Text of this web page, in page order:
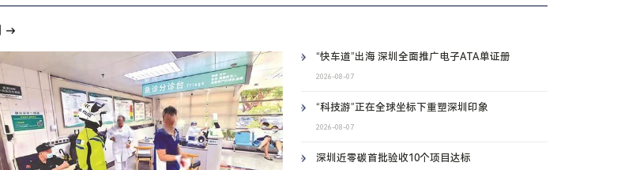
“快车道”出海 深圳全面推广电子ATA单证册
2026-08-07
“科技游”正在全球坐标下重塑深圳印象
2026-08-07
深圳近零碳首批验收10个项目达标